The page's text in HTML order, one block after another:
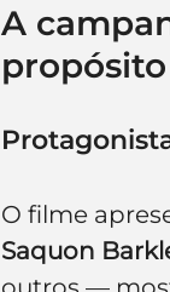
A
propósito
O filme
Saquon